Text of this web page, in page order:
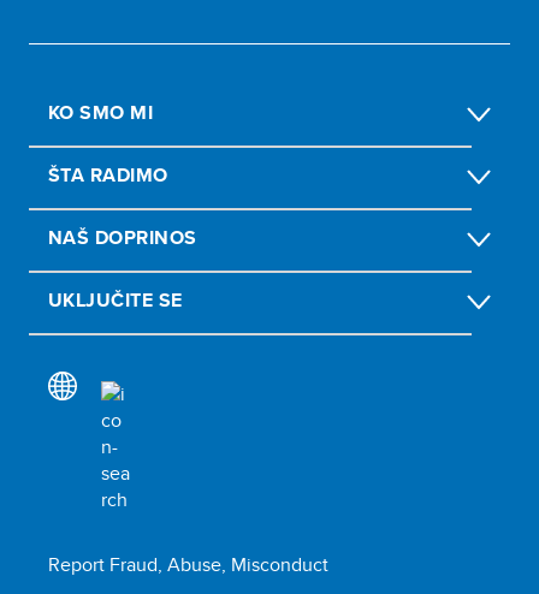
KO SMO MI
ŠTA RADIMO
NAŠ DOPRINOS
UKLJUČITE SE
Report Fraud, Abuse, Misconduct